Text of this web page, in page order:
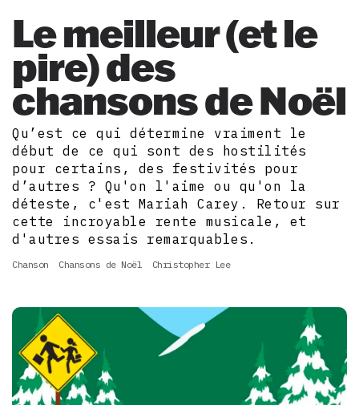
Le meilleur (et le
pire) des
chansons de Noël
Qu’est ce qui détermine vraiment le
début de ce qui sont des hostilités
pour certains, des festivités pour
d’autres ? Qu'on l'aime ou qu'on la
déteste, c'est Mariah Carey. Retour sur
cette incroyable rente musicale, et
d'autres essais remarquables.
Chanson Chansons de Noël Christopher Lee